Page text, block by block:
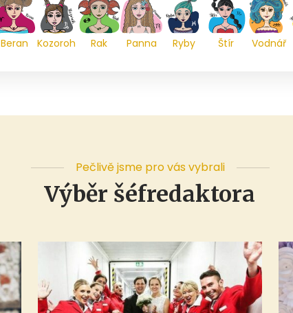
Beran Kozoroh Rak Panna Ryby Štír Vodnář
Pečlivě jsme pro vás vybrali
Výběr šéfredaktora